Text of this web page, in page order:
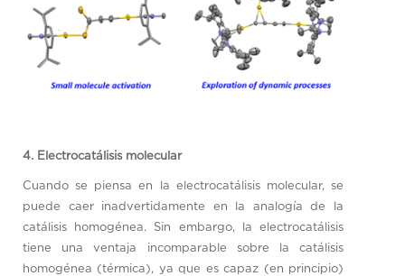
4. Electrocatálisis molecular
Cuando se piensa en la electrocatálisis molecular, se
puede caer inadvertidamente en la analogía de la
catálisis homogénea. Sin embargo, la electrocatálisis
tiene una ventaja incomparable sobre la catálisis
homogénea (térmica), ya que es capaz (en principio)